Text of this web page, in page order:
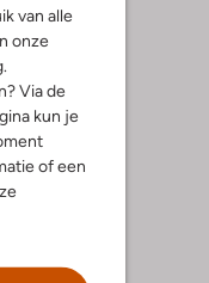
van alle
onze
Via de
kun je
of een